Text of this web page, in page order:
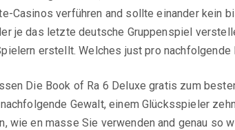
Casinos verführen and sollte einander kein
je das letzte deutsche Gruppenspiel
erstellt. Welches just pro
Die Book of Ra 6 Deluxe gratis zum
Gewalt, einem Glücksspieler
wie en masse Sie verwenden and genau